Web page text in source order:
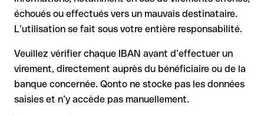
avant un virement (via un outil de vérification) et confirmez-le
directement auprès du bénéficiaire en cas de doute. Cette
précaution est essentielle, en particulier pour des montants
élevés ou de nouvelles relations commerciales.
échoués ou effectués vers un mauvais destinataire.
L’utilisation se fait sous votre entière responsabilité.
Veuillez vérifier chaque IBAN avant d’effectuer un
virement, directement auprès du bénéficiaire ou de la
banque concernée. Qonto ne stocke pas les données
saisies et n’y accède pas manuellement.